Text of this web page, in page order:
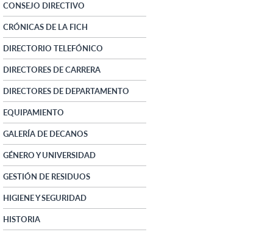
CONSEJO DIRECTIVO
CRÓNICAS DE LA FICH
DIRECTORIO TELEFÓNICO
DIRECTORES DE CARRERA
DIRECTORES DE DEPARTAMENTO
EQUIPAMIENTO
GALERÍA DE DECANOS
GÉNERO Y UNIVERSIDAD
GESTIÓN DE RESIDUOS
HIGIENE Y SEGURIDAD
HISTORIA